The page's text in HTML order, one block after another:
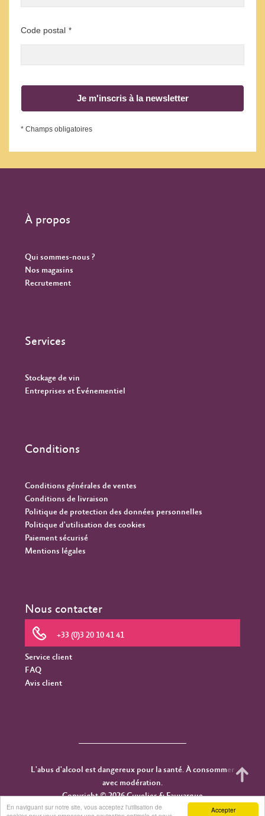
Accepter
En naviguant sur notre site, vous acceptez l'utilisation de
Code postal *
Je m'inscris à la newsletter
* Champs obligatoires
À propos
Qui sommes-nous ?
Nos magasins
Recrutement
Services
Stockage de vin
Entreprises et Événementiel
Conditions
Conditions générales de ventes
Conditions de livraison
Politique de protection des données personnelles
Politique d'utilisation des cookies
Paiement sécurisé
Mentions légales
Nous contacter
+33 (0)3 20 10 41 41
Service client
FAQ
Avis client
L'abus d'alcool est dangereux pour la santé. À consommer
avec modération.
Copyright © 2026 Cuvelier & Fauvarque